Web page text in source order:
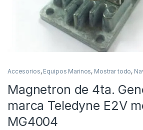
Accesorios, Equipos Marinos, Mostrar todo,
Magnetron de 4ta.
marca Teledyne E2V
MG4004